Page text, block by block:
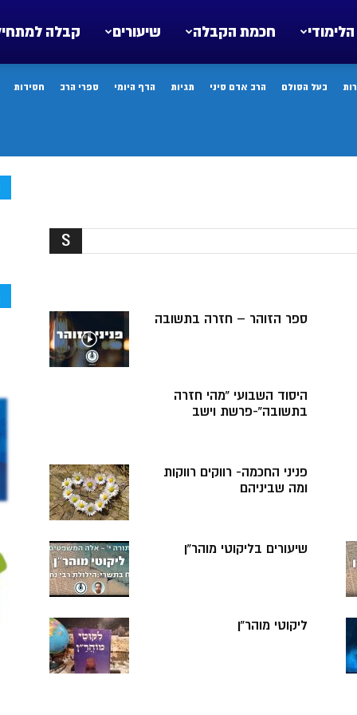
קבלה שיעורים חכמת הקבלה
בעל הסולם הרב אדם סיני תגיות הדף היומי ספרי הרב חסידות
ספר הזוהר – חזרה בתשובה
היסוד השבועי “מהי חזרה
בתשובה”-פרשת וישב
פניני החכמה- רווקים רווקות
ומה שביניהם
שיעורים בליקוטי מוהר”ן
ליקוטי מוהר”ן